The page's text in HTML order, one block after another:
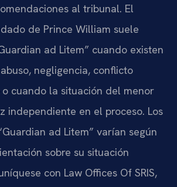
al tribunal. El
de Prince William suele
ad Litem” cuando existen
negligencia, conflicto
cuando la situación del menor
independiente en el proceso. Los
ad Litem” varían según
sobre su situación
con Law Offices Of SRIS,